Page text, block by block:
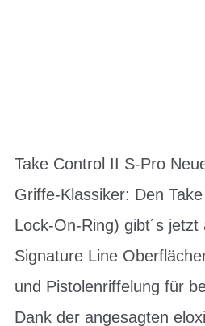
Take Control II S-Pro
Griffe-Klassiker: Den
Lock-On-Ring) gibt´s jetzt
Signature Line
und Pistolenriffelung für
Dank der angesagten